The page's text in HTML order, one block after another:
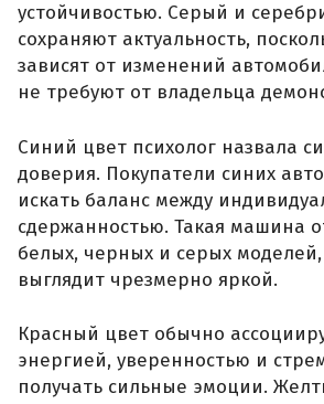
устойчивостью. Серый и
сохраняют актуальность,
зависят от изменений
не требуют от владельца
Синий цвет психолог назвала
доверия. Покупатели синих
искать баланс между
сдержанностью. Такая машина
белых, черных и серых
выглядит чрезмерно яркой.
Красный цвет обычно
энергией, уверенностью и
получать сильные эмоции.